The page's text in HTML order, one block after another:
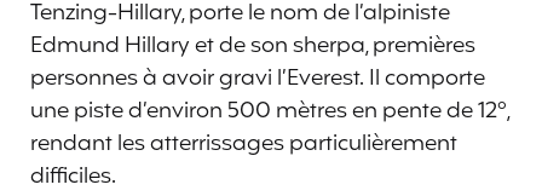
Tenzing-Hillary, porte le nom de l’alpiniste
Edmund Hillary et de son sherpa, premières
personnes à avoir gravi l’Everest. Il comporte
une piste d’environ 500 mètres en pente de 12°,
rendant les atterrissages particulièrement
difficiles.